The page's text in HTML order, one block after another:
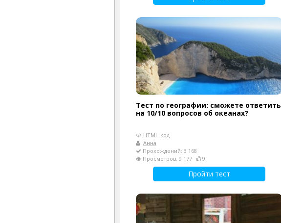
Тест по географии: сможете ответить
на 10/10 вопросов об океанах?
HTML-код
Анна
Прохождений: 3 168
Просмотров: 9 177
9
Пройти тест